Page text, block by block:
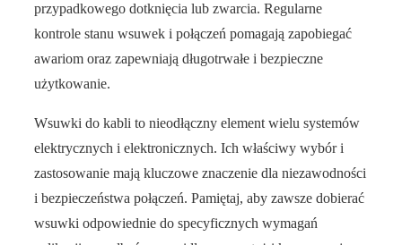
przypadkowego dotknięcia lub zwarcia. Regularne
kontrole stanu wsuwek i połączeń pomagają zapobiegać
awariom oraz zapewniają długotrwałe i bezpieczne
użytkowanie.
Wsuwki do kabli to nieodłączny element wielu systemów
elektrycznych i elektronicznych. Ich właściwy wybór i
zastosowanie mają kluczowe znaczenie dla niezawodności
i bezpieczeństwa połączeń. Pamiętaj, aby zawsze dobierać
wsuwki odpowiednie do specyficznych wymagań